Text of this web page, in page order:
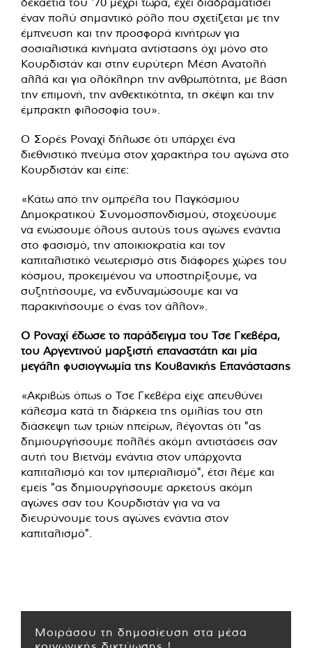
έναν πολύ σημαντικό ρόλο που σχετίζεται με την
έμπνευση και την προσφορά κινήτρων για
σοσιαλιστικά κινήματα αντίστασης όχι μόνο στο
Κουρδιστάν και στην ευρύτερη Μέση Ανατολή
αλλά και για ολόκληρη την ανθρωπότητα, με βάση
την επιμονή, την ανθεκτικότητα, τη σκέψη και την
έμπρακτη φιλοσοφία του».
Ο Σορές Ροναχί δήλωσε ότι υπάρχει ένα
διεθνιστικό πνεύμα στον χαρακτήρα του αγώνα στο
Κουρδιστάν και είπε:
«Κάτω από την ομπρέλα του Παγκόσμιου
Δημοκρατικού Συνομοσπονδισμού, στοχεύουμε
να ενώσουμε όλους αυτούς τους αγώνες ενάντια
στο φασισμό, την αποικιοκρατία και τον
καπιταλιστικό νεωτερισμό στις διάφορες χώρες του
κόσμου, προκειμένου να υποστηρίξουμε, να
συζητήσουμε, να ενδυναμώσουμε και να
παρακινήσουμε ο ένας τον άλλον».
Ο Ροναχί έδωσε το παράδειγμα του Τσε Γκεβέρα,
του Αργεντινού μαρξιστή επαναστάτη και μία
μεγάλη φυσιογνωμία της Κουβανικής Επανάστασης
«Ακριβώς όπως ο Τσε Γκεβέρα είχε απευθύνει
κάλεσμα κατά τη διάρκεια της ομιλίας του στη
διάσκεψη των τριών ηπείρων, λέγοντας ότι "ας
δημιουργήσουμε πολλές ακόμη αντιστάσεις σαν
αυτή του Βιετνάμ ενάντια στον υπάρχοντα
καπιταλισμό και τον ιμπεριαλισμό", έτσι λέμε και
εμείς "ας δημιουργήσουμε αρκετούς ακόμη
αγώνες σαν του Κουρδιστάν για να να
διευρύνουμε τους αγώνες ενάντια στον
καπιταλισμό".
Μοιράσου τη δημοσίευση στα μέσα